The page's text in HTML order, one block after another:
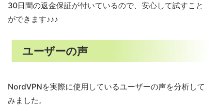
30日間の返金保証が付いているので、安心して試すこと
ができます♪♪♪
ユーザーの声
NordVPNを実際に使用しているユーザーの声を分析して
みました。